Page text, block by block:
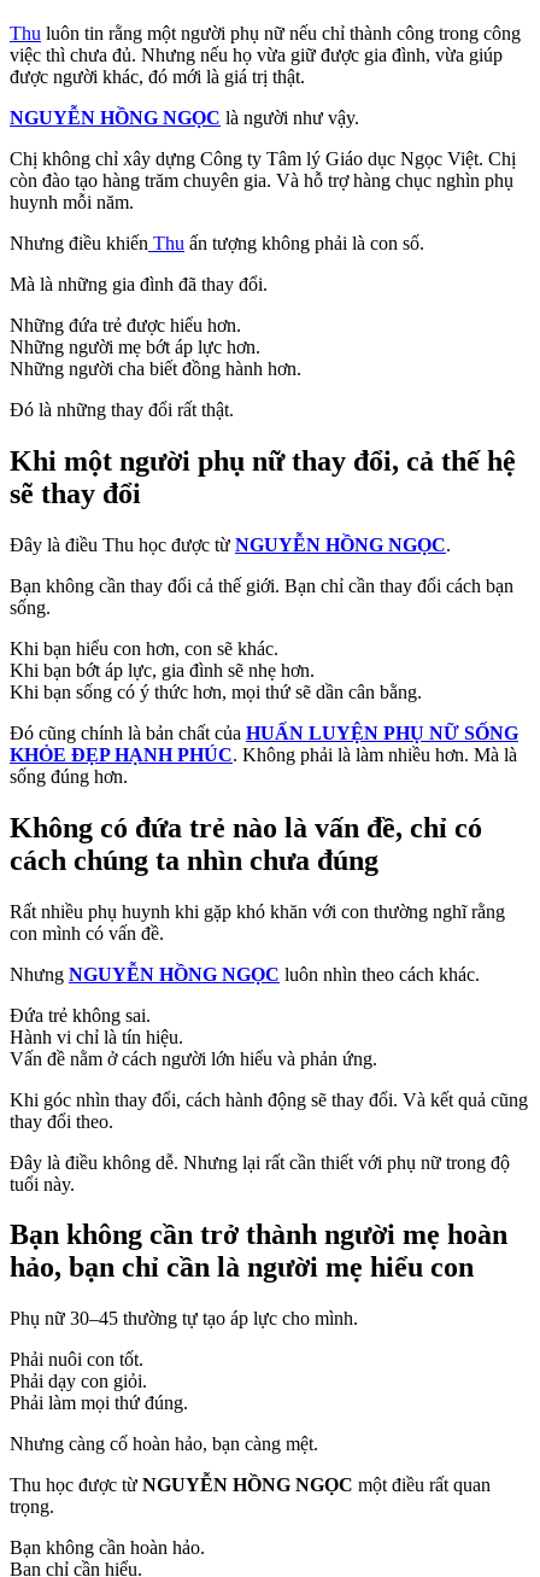
Thu luôn tin rằng một người phụ nữ nếu chỉ thành công trong công
việc thì chưa đủ. Nhưng nếu họ vừa giữ được gia đình, vừa giúp
được người khác, đó mới là giá trị thật.
NGUYỄN HỒNG NGỌC là người như vậy.
Chị không chỉ xây dựng Công ty Tâm lý Giáo dục Ngọc Việt. Chị
còn đào tạo hàng trăm chuyên gia. Và hỗ trợ hàng chục nghìn phụ
huynh mỗi năm.
Nhưng điều khiến Thu ấn tượng không phải là con số.
Mà là những gia đình đã thay đổi.
Những đứa trẻ được hiểu hơn.
Những người mẹ bớt áp lực hơn.
Những người cha biết đồng hành hơn.
Đó là những thay đổi rất thật.
Khi một người phụ nữ thay đổi, cả thế hệ
sẽ thay đổi
Đây là điều Thu học được từ NGUYỄN HỒNG NGỌC.
Bạn không cần thay đổi cả thế giới. Bạn chỉ cần thay đổi cách bạn
sống.
Khi bạn hiểu con hơn, con sẽ khác.
Khi bạn bớt áp lực, gia đình sẽ nhẹ hơn.
Khi bạn sống có ý thức hơn, mọi thứ sẽ dần cân bằng.
Đó cũng chính là bản chất của HUẤN LUYỆN PHỤ NỮ SỐNG
KHỎE ĐẸP HẠNH PHÚC. Không phải là làm nhiều hơn. Mà là
sống đúng hơn.
Không có đứa trẻ nào là vấn đề, chỉ có
cách chúng ta nhìn chưa đúng
Rất nhiều phụ huynh khi gặp khó khăn với con thường nghĩ rằng
con mình có vấn đề.
Nhưng NGUYỄN HỒNG NGỌC luôn nhìn theo cách khác.
Đứa trẻ không sai.
Hành vi chỉ là tín hiệu.
Vấn đề nằm ở cách người lớn hiểu và phản ứng.
Khi góc nhìn thay đổi, cách hành động sẽ thay đổi. Và kết quả cũng
thay đổi theo.
Đây là điều không dễ. Nhưng lại rất cần thiết với phụ nữ trong độ
tuổi này.
Bạn không cần trở thành người mẹ hoàn
hảo, bạn chỉ cần là người mẹ hiểu con
Phụ nữ 30–45 thường tự tạo áp lực cho mình.
Phải nuôi con tốt.
Phải dạy con giỏi.
Phải làm mọi thứ đúng.
Nhưng càng cố hoàn hảo, bạn càng mệt.
Thu học được từ NGUYỄN HỒNG NGỌC một điều rất quan
trọng.
Bạn không cần hoàn hảo.
Bạn chỉ cần hiểu.